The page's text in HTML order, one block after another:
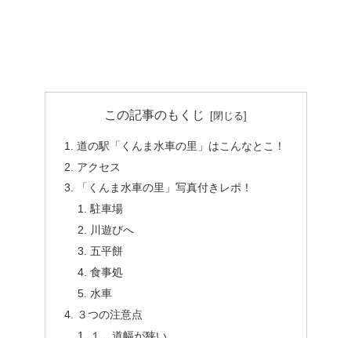
この記事のもくじ
道の駅「くんま水車の里」はこんなとこ！
アクセス
「くんま水車の里」写真付きレポ！
駐車場
川遊びへ
五平餅
食事処
水車
３つの注意点
１．道幅が狭い